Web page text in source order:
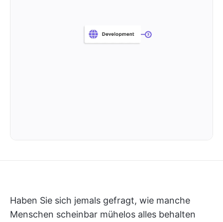
Haben Sie sich jemals gefragt, wie manche
Menschen scheinbar mühelos alles behalten